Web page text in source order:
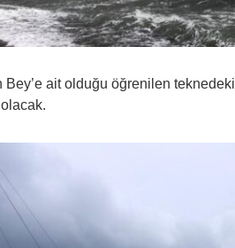
ait olduğu öğrenilen
olacak.